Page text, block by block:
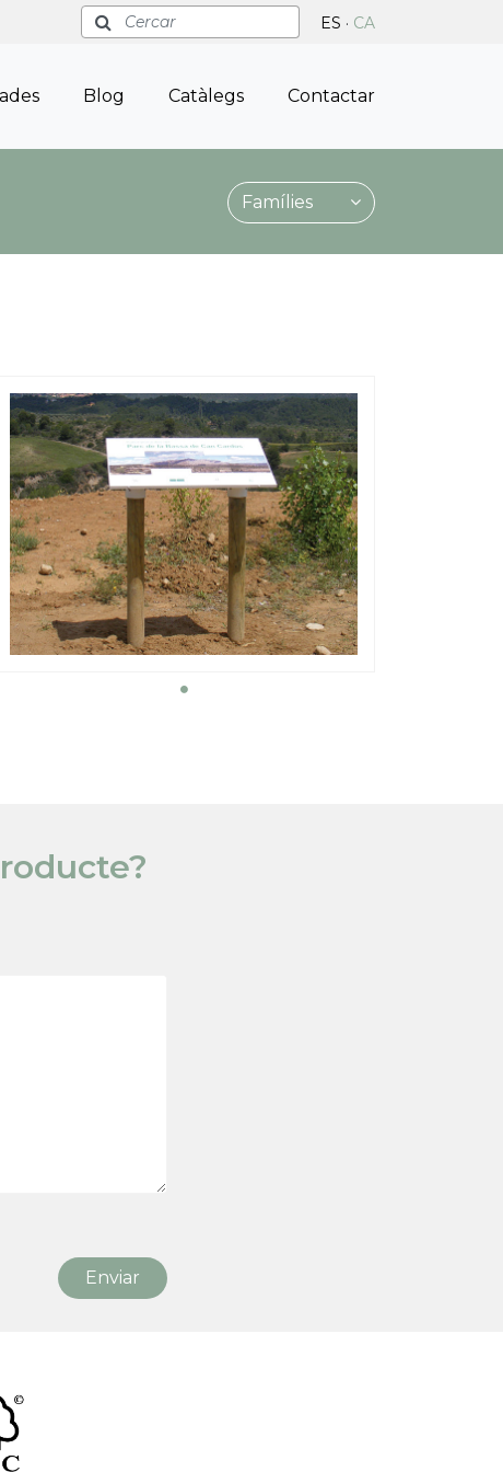
Cercar
ES · CA
Blog Catàlegs Contactar
Famílies